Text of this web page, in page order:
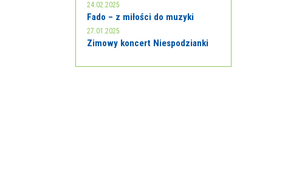
24.02.2025
Fado – z miłości do muzyki
27.01.2025
Zimowy koncert Niespodzianki